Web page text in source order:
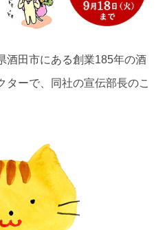
酒田市にある創業185年の酒
ターで、同社の宣伝部長のこ